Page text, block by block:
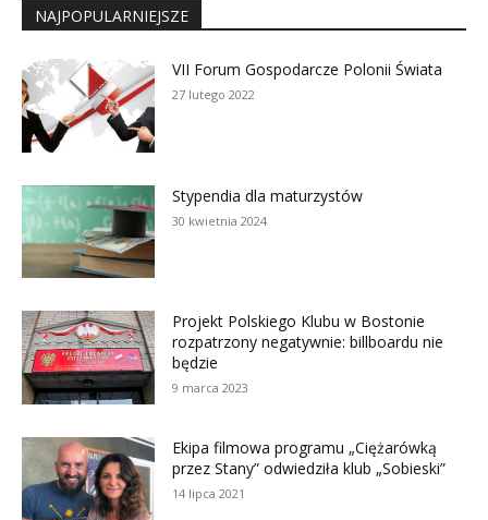
NAJPOPULARNIEJSZE
VII Forum Gospodarcze Polonii Świata
27 lutego 2022
Stypendia dla maturzystów
30 kwietnia 2024
Projekt Polskiego Klubu w Bostonie
rozpatrzony negatywnie: billboardu nie
będzie
9 marca 2023
Ekipa filmowa programu „Ciężarówką
przez Stany” odwiedziła klub „Sobieski”
14 lipca 2021